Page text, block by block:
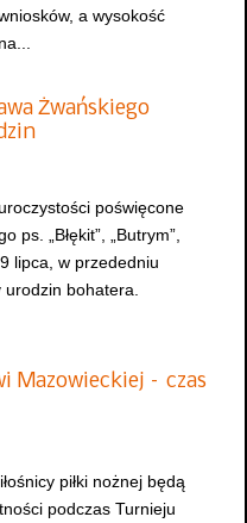
a wysokość
Żwańskiego
poświęcone
ps. „Błękit”, „Butrym”,
lipca, w przededniu
bohatera.
Mazowieckiej – czas
piłki nożnej będą
podczas Turnieju